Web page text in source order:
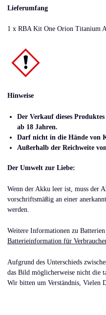
Lieferumfang
1 x RBA Kit One Orion Titanium
Hinweise
Der Verkauf dieses
ab 18 Jahren.
Darf nicht in die Hände von
Außerhalb der Reichweite
Der Umwelt zur Liebe:
Wenn der Akku leer ist, muss der
vorschriftsmäßig an einer
werden.
Weitere Informationen zu
Batterieinformation für Verbraucher
Aufgrund des Unterschieds
das Bild möglicherweise nicht die
Wir bitten um Verständnis, Vielen